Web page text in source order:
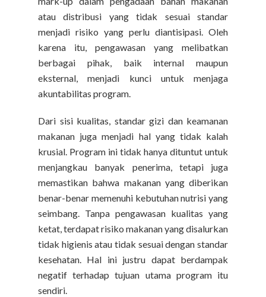
atau distribusi yang tidak sesuai standar
menjadi risiko yang perlu diantisipasi. Oleh
karena itu, pengawasan yang melibatkan
berbagai pihak, baik internal maupun
eksternal, menjadi kunci untuk menjaga
akuntabilitas program.
Dari sisi kualitas, standar gizi dan keamanan
makanan juga menjadi hal yang tidak kalah
krusial. Program ini tidak hanya dituntut untuk
menjangkau banyak penerima, tetapi juga
memastikan bahwa makanan yang diberikan
benar-benar memenuhi kebutuhan nutrisi yang
seimbang. Tanpa pengawasan kualitas yang
ketat, terdapat risiko makanan yang disalurkan
tidak higienis atau tidak sesuai dengan standar
kesehatan. Hal ini justru dapat berdampak
negatif terhadap tujuan utama program itu
sendiri.